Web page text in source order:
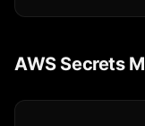
AWS Secrets